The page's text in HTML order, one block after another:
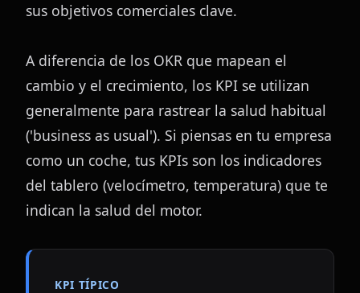
sus objetivos comerciales clave.
A diferencia de los OKR que mapean el
cambio y el crecimiento, los KPI se utilizan
generalmente para rastrear la salud habitual
('business as usual'). Si piensas en tu empresa
como un coche, tus KPIs son los indicadores
del tablero (velocímetro, temperatura) que te
indican la salud del motor.
KPI TÍPICO